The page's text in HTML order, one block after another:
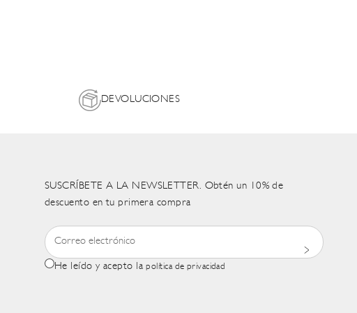
DEVOLUCIONES
SUSCRÍBETE A LA NEWSLETTER. Obtén un 10% de
descuento en tu primera compra
He leído y acepto lapolítica de privacidad